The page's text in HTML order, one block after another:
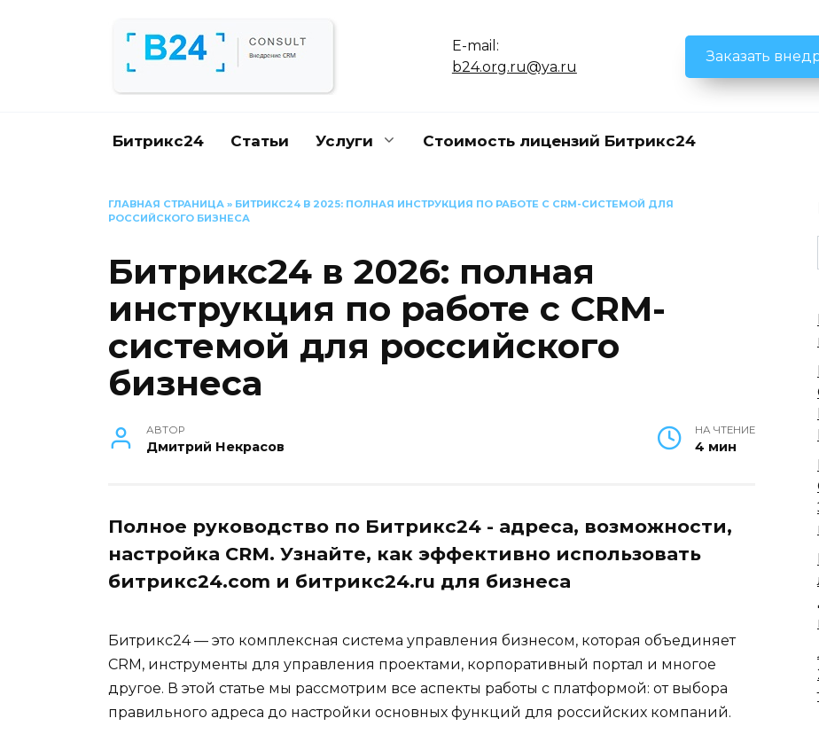
E-mail:
b24.org.ru@ya.ru
Заказать
Битрикс24 Статьи Услуги Стоимость лицензий Битрикс24
ГЛАВНАЯ СТРАНИЦА » БИТРИКС24 В 2025: ПОЛНАЯ ИНСТРУКЦИЯ ПО РАБОТЕ С CRM-СИСТЕМОЙ ДЛЯ
РОССИЙСКОГО БИЗНЕСА
Битрикс24 в 2026: полная
инструкция по работе с CRM-
системой для российского
бизнеса
АВТОР
Дмитрий Некрасов
НА ЧТЕНИЕ
4 мин
Полное руководство по Битрикс24 - адреса, возможности,
настройка CRM. Узнайте, как эффективно использовать
битрикс24.com и битрикс24.ru для бизнеса
Битрикс24 — это комплексная система управления бизнесом, которая объединяет
CRM, инструменты для управления проектами, корпоративный портал и многое
другое. В этой статье мы рассмотрим все аспекты работы с платформой: от выбора
правильного адреса до настройки основных функций для российских компаний.